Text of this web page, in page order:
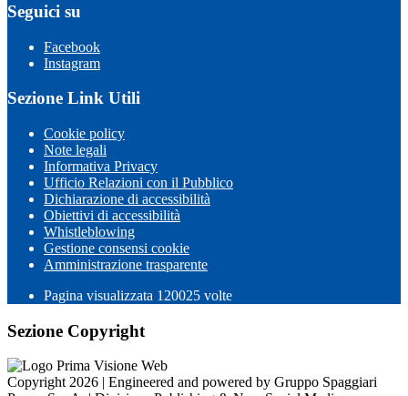
Seguici su
Facebook
Instagram
Sezione Link Utili
Cookie policy
Note legali
Informativa Privacy
Ufficio Relazioni con il Pubblico
Dichiarazione di accessibilità
Obiettivi di accessibilità
Whistleblowing
Gestione consensi cookie
Amministrazione trasparente
Pagina visualizzata 120025 volte
Sezione Copyright
Copyright 2026 | Engineered and powered by Gruppo Spaggiari